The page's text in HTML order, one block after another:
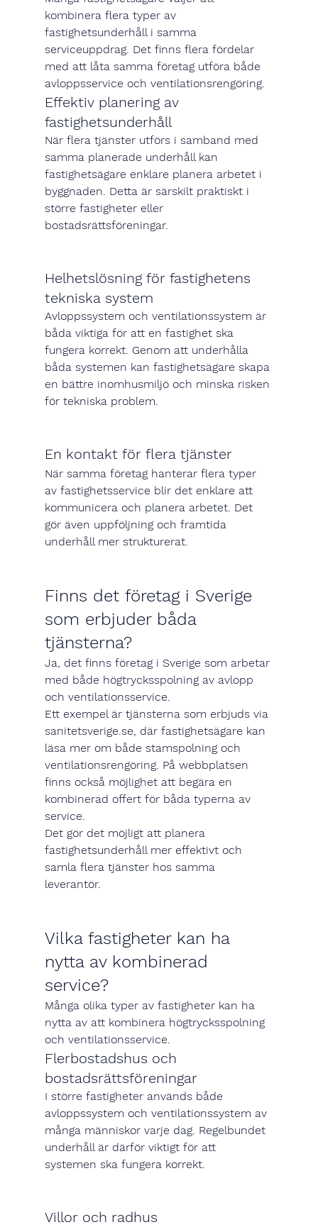
kombinera flera typer av
fastighetsunderhåll i samma
serviceuppdrag. Det finns flera fördelar
med att låta samma företag utföra både
avloppsservice och ventilationsrengöring.
Effektiv planering av
fastighetsunderhåll
När flera tjänster utförs i samband med
samma planerade underhåll kan
fastighetsägare enklare planera arbetet i
byggnaden. Detta är särskilt praktiskt i
större fastigheter eller
bostadsrättsföreningar.
Helhetslösning för fastighetens
tekniska system
Avloppssystem och ventilationssystem är
båda viktiga för att en fastighet ska
fungera korrekt. Genom att underhålla
båda systemen kan fastighetsägare skapa
en bättre inomhusmiljö och minska risken
för tekniska problem.
En kontakt för flera tjänster
När samma företag hanterar flera typer
av fastighetsservice blir det enklare att
kommunicera och planera arbetet. Det
gör även uppföljning och framtida
underhåll mer strukturerat.
Finns det företag i Sverige
som erbjuder båda
tjänsterna?
Ja, det finns företag i Sverige som arbetar
med både högtrycksspolning av avlopp
och ventilationsservice.
Ett exempel är tjänsterna som erbjuds via
sanitetsverige.se, där fastighetsägare kan
läsa mer om både stamspolning och
ventilationsrengöring. På webbplatsen
finns också möjlighet att begära en
kombinerad offert för båda typerna av
service.
Det gör det möjligt att planera
fastighetsunderhåll mer effektivt och
samla flera tjänster hos samma
leverantör.
Vilka fastigheter kan ha
nytta av kombinerad
service?
Många olika typer av fastigheter kan ha
nytta av att kombinera högtrycksspolning
och ventilationsservice.
Flerbostadshus och
bostadsrättsföreningar
I större fastigheter används både
avloppssystem och ventilationssystem av
många människor varje dag. Regelbundet
underhåll är därför viktigt för att
systemen ska fungera korrekt.
Villor och radhus